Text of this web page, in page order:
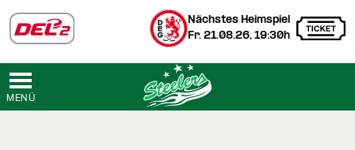
Nächstes Heimspiel
Fr. 21.08.26, 19:30h
MENÜ